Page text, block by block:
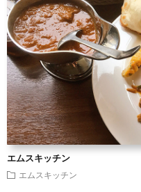
エムスキッチン
エムスキッチン